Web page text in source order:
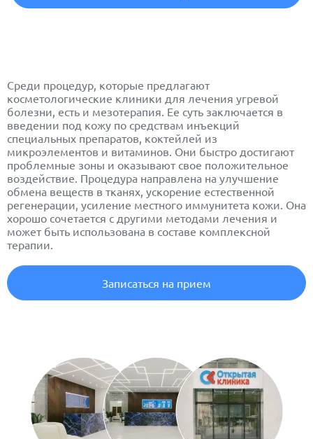
Среди процедур, которые предлагают
косметологические клиники для лечения угревой
болезни, есть и мезотерапия. Ее суть заключается в
введении под кожу по средствам инъекций
специальных препаратов, коктейлей из
микроэлементов и витаминов. Они быстро достигают
проблемные зоны и оказывают свое положительное
воздействие. Процедура направлена на улучшение
обмена веществ в тканях, ускорение естественной
регенерации, усиление местного иммунитета кожи. Она
хорошо сочетается с другими методами лечения и
может быть использована в составе комплексной
терапии.
Записаться на прием